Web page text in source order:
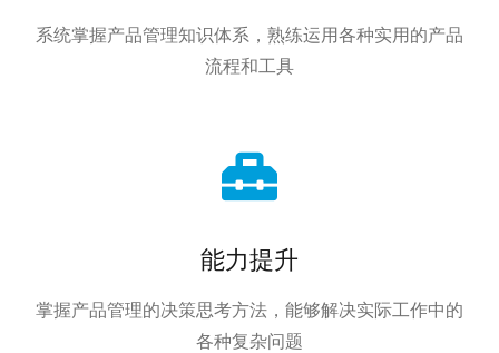
系统掌握产品管理知识体系，熟练运用各种实用的产品
流程和工具
能力提升
掌握产品管理的决策思考方法，能够解决实际工作中的
各种复杂问题